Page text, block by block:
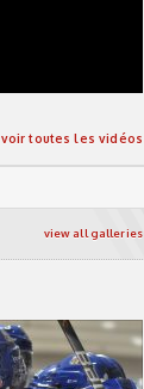
voir toutes les vidéos
view all galleries